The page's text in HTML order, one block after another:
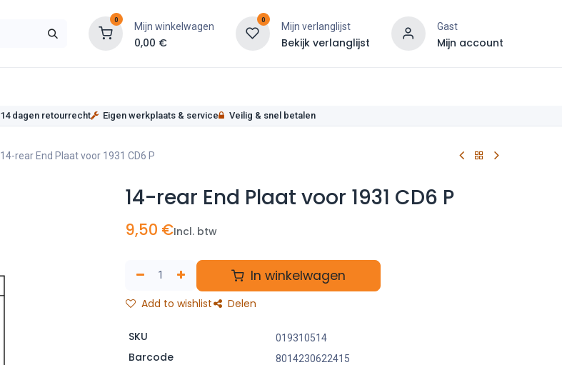
0
Mijn winkelwagen
0,00 €
0
Mijn verlanglijst
Bekijk verlanglijst
Gast
Mijn account
14 dagen retourrecht Eigen werkplaats & service Veilig & snel betalen
14-rear End Plaat voor 1931 CD6 P
14-rear End Plaat voor 1931 CD6 P
9,50 €Incl. btw
In winkelwagen
Add to wishlist Delen
SKU 019310514
Barcode
8014230622415